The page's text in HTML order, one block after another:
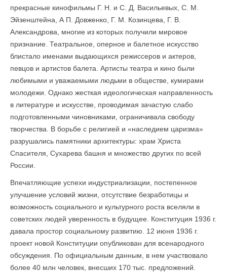
прекрасные кинофильмы Г. Н. и С. Д. Васильевых, С. М.
Эйзенштейна, А П. Довженко, Г. М. Козинцева, Г. В.
Александрова, многие из которых получили мировое
признание. Театральное, оперное и балетное искусство
блистало именами выдающихся режиссеров и актеров,
певцов и артистов балета. Артисты театра и кино были
любимыми и уважаемыми людьми в обществе, кумирами
молодежи. Однако жесткая идеологическая направленность
в литературе и искусстве, проводимая зачастую слабо
подготовленными чиновниками, ограничивала свободу
творчества. В борьбе с религией и «наследием царизма»
разрушались памятники архитектуры: храм Христа
Спасителя, Сухарева башня и множество других по всей
России.
Впечатляющие успехи индустриализации, постепенное
улучшение условий жизни, отсутствие безработицы и
возможность социального и культурного роста вселяли в
советских людей уверенность в будущее. Конституция 1936 г.
давала простор социальному развитию. 12 июня 1936 г.
проект новой Конституции опубликован для всенародного
обсуждения. По официальным данным, в нем участвовало
более 40 млн человек, внесших 170 тыс. предложений.